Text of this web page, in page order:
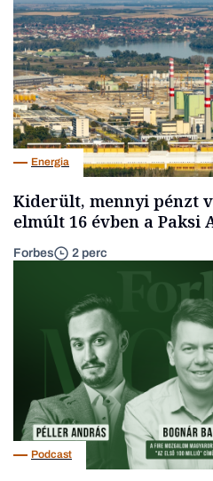
Energia
Kiderült, mennyi pénzt
elmúlt 16 évben a Paksi
Forbes 2 perc
Podcast